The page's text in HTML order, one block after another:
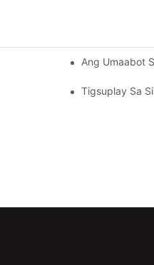
Imong Mga Ang Umaabot
Tigsuplay Sa